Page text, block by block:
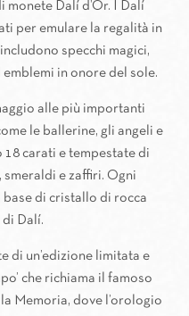
monete Dalí d’Or. I Dalí
per emulare la regalità in
specchi magici,
in onore del sole.
alle più importanti
le ballerine, gli angeli e
18 carati e tempestate di
e zaffiri. Ogni
base di cristallo di rocca
di Dalí.
di un’edizione limitata e
che richiama il famoso
Memoria, dove l’orologio